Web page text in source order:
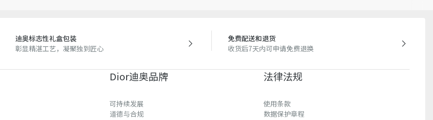
迪奥标志性礼盒包装
彰显精湛工艺，凝聚独到匠心
免费配送和退货
收货后7天内可申请免费退换
Dior迪奥品牌
可持续发展
道德与合规
法律法规
使用条款
数据保护章程